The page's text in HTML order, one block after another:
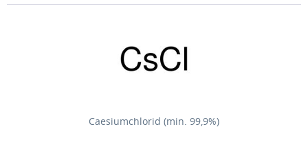
Caesiumchlorid (min. 99,9%)